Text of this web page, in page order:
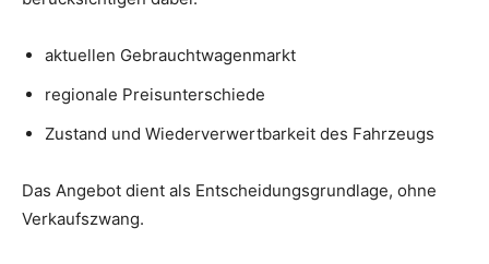
aktuellen Gebrauchtwagenmarkt
regionale Preisunterschiede
Zustand und Wiederverwertbarkeit des Fahrzeugs
Das Angebot dient als Entscheidungsgrundlage, ohne
Verkaufszwang.